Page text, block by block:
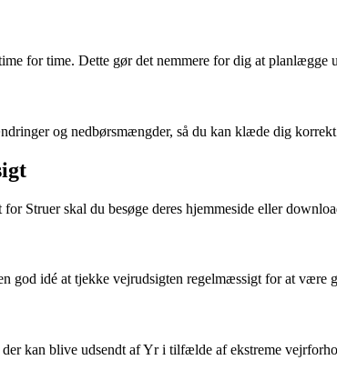
for time. Dette gør det nemmere for dig at planlægge
og nedbørsmængder, så du kan klæde dig
Struer skal du besøge deres hjemmeside eller
god idé at tjekke vejrudsigten regelmæssigt for at være
kan blive udsendt af Yr i tilfælde af ekstreme